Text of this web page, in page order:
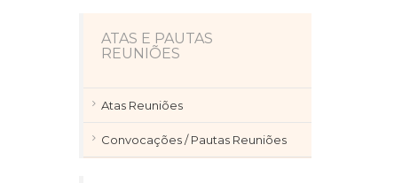
ATAS E PAUTAS
REUNIÕES
Atas Reuniões
Convocações / Pautas Reuniões